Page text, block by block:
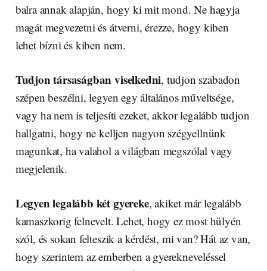
balra annak alapján, hogy ki mit mond. Ne hagyja
magát megvezetni és átverni, érezze, hogy kiben
lehet bízni és kiben nem.
Tudjon társaságban viselkedni, tudjon szabadon
szépen beszélni, legyen egy általános műveltsége,
vagy ha nem is teljesíti ezeket, akkor legalább tudjon
hallgatni, hogy ne kelljen nagyon szégyellnünk
magunkat, ha valahol a világban megszólal vagy
megjelenik.
Legyen legalább két gyereke, akiket már legalább
kamaszkorig felnevelt. Lehet, hogy ez most hülyén
szól, és sokan felteszik a kérdést, mi van? Hát az van,
hogy szerintem az emberben a gyerekneveléssel